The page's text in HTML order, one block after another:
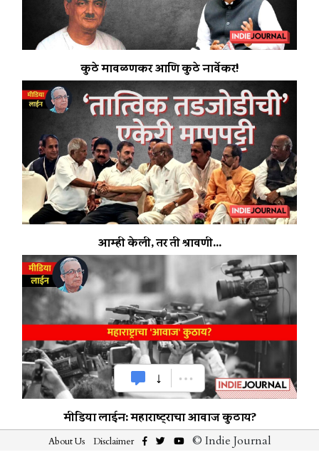
कुठे मावळणकर आणि कुठे नार्वेकर!
आम्ही केली, तर ती श्रावणी...
मीडिया लाईन: महाराष्ट्राचा आवाज कुठाय?
About Us Disclaimer © Indie Journal